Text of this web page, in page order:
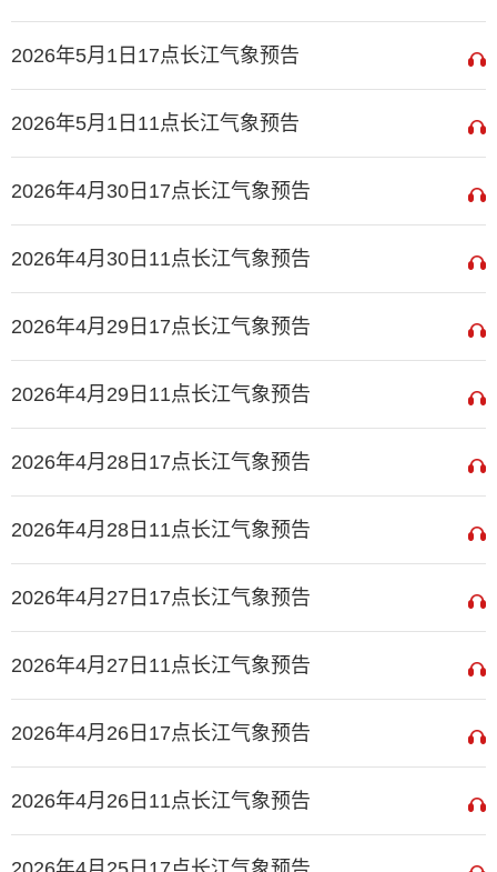
2026年5月1日17点长江气象预告
2026年5月1日11点长江气象预告
2026年4月30日17点长江气象预告
2026年4月30日11点长江气象预告
2026年4月29日17点长江气象预告
2026年4月29日11点长江气象预告
2026年4月28日17点长江气象预告
2026年4月28日11点长江气象预告
2026年4月27日17点长江气象预告
2026年4月27日11点长江气象预告
2026年4月26日17点长江气象预告
2026年4月26日11点长江气象预告